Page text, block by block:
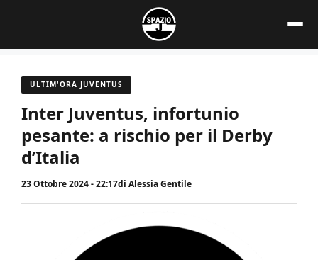
contenuto
ULTIM'ORA JUVENTUS
Inter Juventus, infortunio
pesante: a rischio per il Derby
d’Italia
23 Ottobre 2024 - 22:17di Alessia Gentile